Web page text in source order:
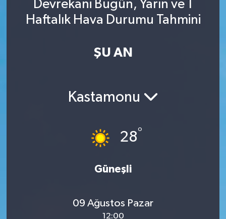
Devrekani Bugün, Yarın ve 1
Haftalık Hava Durumu Tahmini
ŞU AN
Kastamonu
28°
Güneşli
09 Ağustos Pazar
12:00